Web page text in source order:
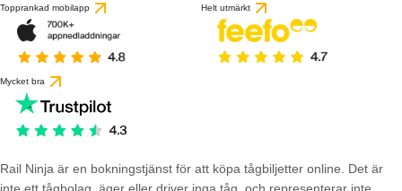
Topprankad mobilapp Helt utmärkt
Mycket bra
Rail Ninja är en bokningstjänst för att köpa tågbiljetter online. Det är